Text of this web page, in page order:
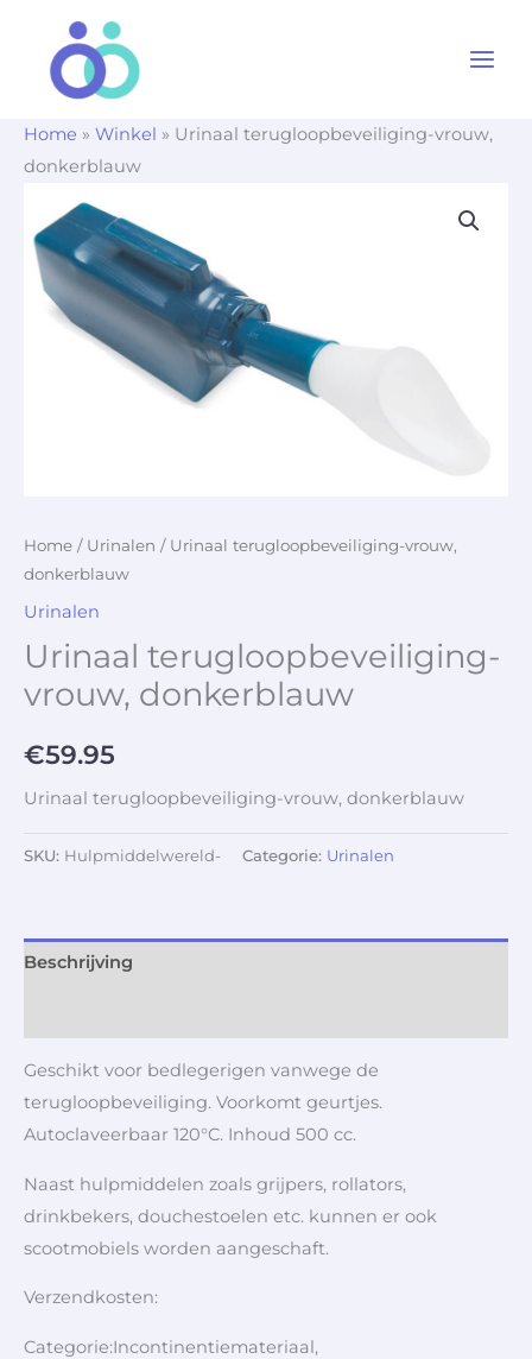
Home » Winkel » Urinaal terugloopbeveiliging-vrouw,
donkerblauw
Home / Urinalen / Urinaal terugloopbeveiliging-vrouw,
donkerblauw
Urinalen
Urinaal terugloopbeveiliging-
vrouw, donkerblauw
€59.95
Urinaal terugloopbeveiliging-vrouw, donkerblauw
SKU: Hulpmiddelwereld- Categorie: Urinalen
Beschrijving
Geschikt voor bedlegerigen vanwege de
terugloopbeveiliging. Voorkomt geurtjes.
Autoclaveerbaar 120°C. Inhoud 500 cc.
Naast hulpmiddelen zoals grijpers, rollators,
drinkbekers, douchestoelen etc. kunnen er ook
scootmobiels worden aangeschaft.
Verzendkosten:
Categorie:Incontinentiemateriaal,